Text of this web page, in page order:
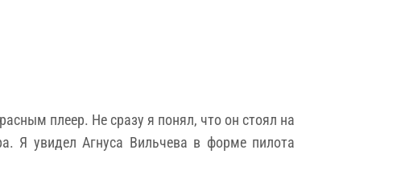
плеер. Не сразу я понял, что он стоял на
Я увидел Агнуса Вильчева в форме пилота